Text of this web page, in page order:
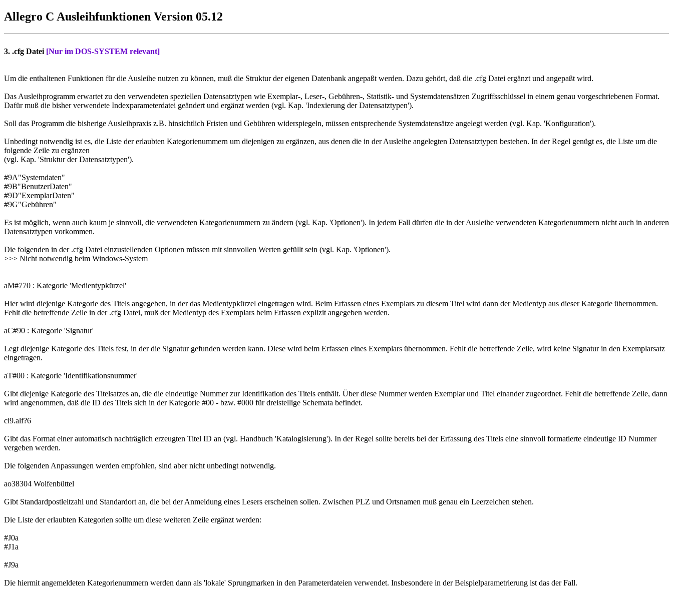
Allegro C Ausleihfunktionen Version 05.12
3. .cfg Datei [Nur im DOS-SYSTEM relevant]
Um die enthaltenen Funktionen für die Ausleihe nutzen zu können, muß die Struktur der eigenen Datenbank angepaßt werden. Dazu gehört, daß die .cfg Datei ergänzt und angepaßt wird.
Das Ausleihprogramm erwartet zu den verwendeten speziellen Datensatztypen wie Exemplar-, Leser-, Gebühren-, Statistik- und Systemdatensätzen Zugriffsschlüssel in einem genau vorgeschriebenen Format.
Dafür muß die bisher verwendete Indexparameterdatei geändert und ergänzt werden (vgl. Kap. 'Indexierung der Datensatztypen').
Soll das Programm die bisherige Ausleihpraxis z.B. hinsichtlich Fristen und Gebühren widerspiegeln, müssen entsprechende Systemdatensätze angelegt werden (vgl. Kap. 'Konfiguration').
Unbedingt notwendig ist es, die Liste der erlaubten Kategorienummern um diejenigen zu ergänzen, aus denen die in der Ausleihe angelegten Datensatztypen bestehen. In der Regel genügt es, die Liste um die
folgende Zeile zu ergänzen
(vgl. Kap. 'Struktur der Datensatztypen').
#9A"Systemdaten"
#9B"BenutzerDaten"
#9D"ExemplarDaten"
#9G"Gebühren"
Es ist möglich, wenn auch kaum je sinnvoll, die verwendeten Kategorienummern zu ändern (vgl. Kap. 'Optionen'). In jedem Fall dürfen die in der Ausleihe verwendeten Kategorienummern nicht auch in anderen
Datensatztypen vorkommen.
Die folgenden in der .cfg Datei einzustellenden Optionen müssen mit sinnvollen Werten gefüllt sein (vgl. Kap. 'Optionen').
>>> Nicht notwendig beim Windows-System
aM#770 : Kategorie 'Medientypkürzel'
Hier wird diejenige Kategorie des Titels angegeben, in der das Medientypkürzel eingetragen wird. Beim Erfassen eines Exemplars zu diesem Titel wird dann der Medientyp aus dieser Kategorie übernommen.
Fehlt die betreffende Zeile in der .cfg Datei, muß der Medientyp des Exemplars beim Erfassen explizit angegeben werden.
aC#90 : Kategorie 'Signatur'
Legt diejenige Kategorie des Titels fest, in der die Signatur gefunden werden kann. Diese wird beim Erfassen eines Exemplars übernommen. Fehlt die betreffende Zeile, wird keine Signatur in den Exemplarsatz
eingetragen.
aT#00 : Kategorie 'Identifikationsnummer'
Gibt diejenige Kategorie des Titelsatzes an, die die eindeutige Nummer zur Identifikation des Titels enthält. Über diese Nummer werden Exemplar und Titel einander zugeordnet. Fehlt die betreffende Zeile, dann
wird angenommen, daß die ID des Titels sich in der Kategorie #00 - bzw. #000 für dreistellige Schemata befindet.
ci9.alf?6
Gibt das Format einer automatisch nachträglich erzeugten Titel ID an (vgl. Handbuch 'Katalogisierung'). In der Regel sollte bereits bei der Erfassung des Titels eine sinnvoll formatierte eindeutige ID Nummer
vergeben werden.
Die folgenden Anpassungen werden empfohlen, sind aber nicht unbedingt notwendig.
ao38304 Wolfenbüttel
Gibt Standardpostleitzahl und Standardort an, die bei der Anmeldung eines Lesers erscheinen sollen. Zwischen PLZ und Ortsnamen muß genau ein Leerzeichen stehen.
Die Liste der erlaubten Kategorien sollte um diese weiteren Zeile ergänzt werden:
#J0a
#J1a
#J9a
Die hiermit angemeldeten Kategorienummern werden dann als 'lokale' Sprungmarken in den Parameterdateien verwendet. Insbesondere in der Beispielparametrierung ist das der Fall.